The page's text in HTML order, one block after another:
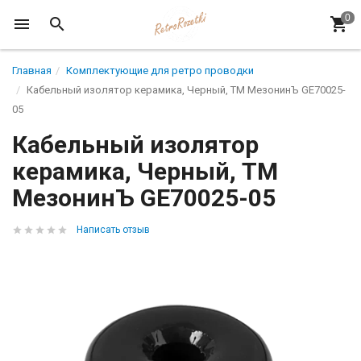
Главная
Комплектующие для ретро проводки
Кабельный изолятор керамика, Черный, ТМ МезонинЪ GE70025-
05
Кабельный изолятор
керамика, Черный, ТМ
МезонинЪ GE70025-05
Написать отзыв